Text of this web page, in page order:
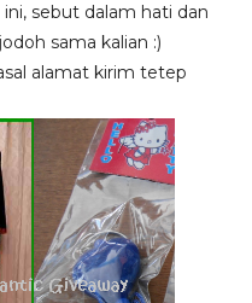
sebut dalam hati dan
sama kalian :)
alamat kirim tetep